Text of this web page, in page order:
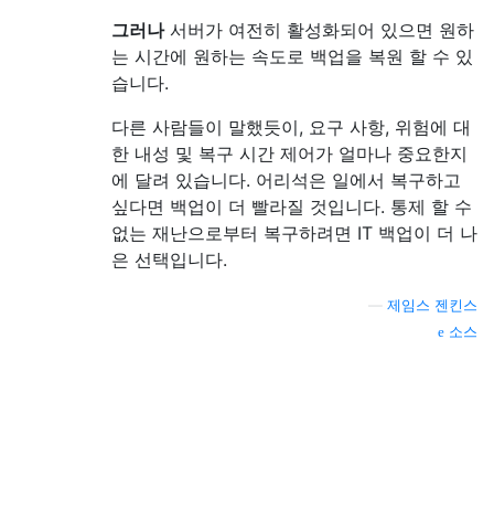
그러나서버가 여전히 활성화되어 있으면 원하
는 시간에 원하는 속도로 백업을 복원 할 수 있
습니다.
다른 사람들이 말했듯이, 요구 사항, 위험에 대
한 내성 및 복구 시간 제어가 얼마나 중요한지
에 달려 있습니다. 어리석은 일에서 복구하고
싶다면 백업이 더 빨라질 것입니다. 통제 할 수
없는 재난으로부터 복구하려면 IT 백업이 더 나
은 선택입니다.
제임스 젠킨스
소스